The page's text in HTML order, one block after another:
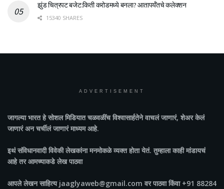
झुंड चित्रपट बजेट:किती करोडमध्ये बनला? आतापर्यँतचे कलेक्शन
15340 SHARES
ADVERTISEMENT
जागल्या भारतहे सोशल मिडियात चळवळींच विश्वासार्हतेने वाचलं जाणारं, शेअर केलं
जाणारं अन चर्चीलं जाणारं माध्यम आहे.
इथं संविधानवादी विवेकी लेखकांना मनमोकळे व्यक्त होता येतं. तुम्हाला काही मांडायचं
आहे तर आमच्याकडे लेख पाठवा
आपले लेखन साहित्य jaaglyaweb@gmail.com वर पाठवा किंवा +91 88284